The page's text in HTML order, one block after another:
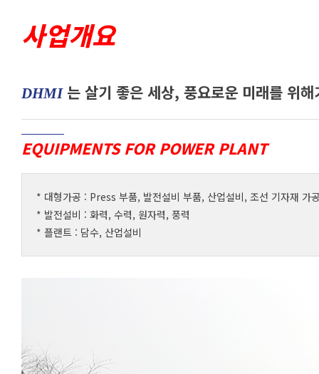
사업개요
DHMI는 살기 좋은 세상, 풍요로운 미래를 위해
EQUIPMENTS FOR POWER PLANT
* 대형가공 : Press 부품, 발전설비 부품, 산업설비, 조선 기자재 가
* 발전설비 : 화력, 수력, 원자력, 풍력
* 플랜트 : 담수, 산업설비